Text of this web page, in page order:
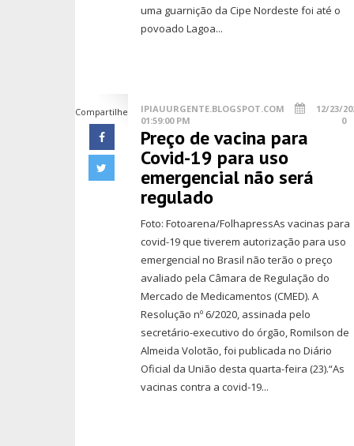
uma guarnição da Cipe Nordeste foi até o
povoado Lagoa...
Compartilhe IPIAUURGENTE.BLOGSPOT.COM
12/23/
01:59:00 PM
0
Preço de vacina para
Covid-19 para uso
emergencial não será
regulado
Foto: Fotoarena/FolhapressAs vacinas para
covid-19 que tiverem autorização para uso
emergencial no Brasil não terão o preço
avaliado pela Câmara de Regulação do
Mercado de Medicamentos (CMED). A
Resolução nº 6/2020, assinada pelo
secretário-executivo do órgão, Romilson de
Almeida Volotão, foi publicada no Diário
Oficial da União desta quarta-feira (23).“As
vacinas contra a covid-19...